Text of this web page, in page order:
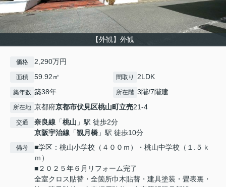
【外観】外観
価格 2,290万円
面積 59.92㎡ 間取り 2LDK
築年数 築38年 所在階 3階/7階建
所在地 京都府京都市伏見区桃山町立売21-4
交通 奈良線 「桃山 」駅 徒歩2分
京阪宇治線 「観月橋 」駅 徒歩10分
備考
■学区：桃山小学校（４００ｍ）・桃山中学校（１.５ｋ
ｍ）
■２０２５年６月リフォーム完了
全室クロス貼替・全箇所巾木貼替・建具塗装・畳表裏・